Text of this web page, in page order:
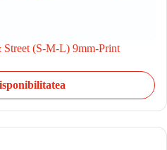
(S-M-L) 9mm-Print